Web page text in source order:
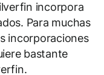
incorpora
Para muchas
incorporaciones
bastante